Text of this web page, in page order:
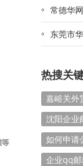
常德华
东莞市
热搜关
嘉峪关外
沈阳企业
如何申请
企业qq